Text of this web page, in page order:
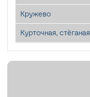
Кружево
Курточная, стёганая
Лён